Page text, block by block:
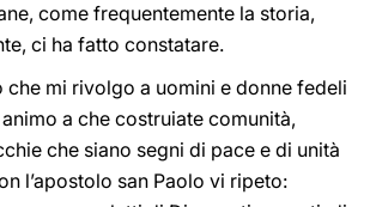
come frequentemente la storia,
ci ha fatto constatare.
che mi rivolgo a uomini e donne fedeli
a che costruiate comunità,
che siano segni di pace e di unità
l’apostolo san Paolo vi ripeto: